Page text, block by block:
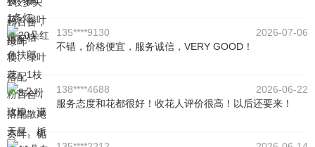
135****9130
2026-07-06
不错，价格便宜，服务诚信，VERY GOOD！
138****4688
2026-06-22
服务态度和花都很好！收花人评价很高！以后还要来！